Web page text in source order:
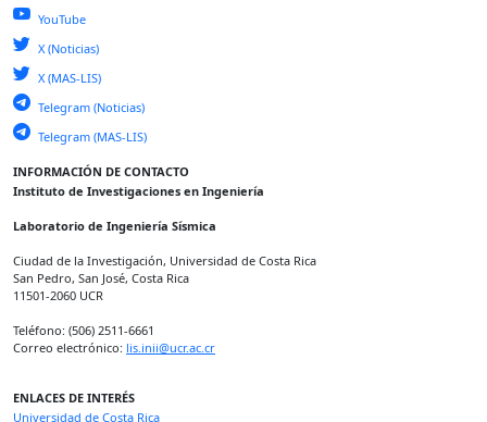
YouTube
X (Noticias)
X (MAS-LIS)
Telegram (Noticias)
Telegram (MAS-LIS)
INFORMACIÓN DE CONTACTO
Instituto de Investigaciones en Ingeniería
Laboratorio de Ingeniería Sísmica
Ciudad de la Investigación, Universidad de Costa Rica
San Pedro, San José, Costa Rica
11501-2060 UCR
Teléfono: (506) 2511-6661
Correo electrónico: lis.inii@ucr.ac.cr
ENLACES DE INTERÉS
Universidad de Costa Rica